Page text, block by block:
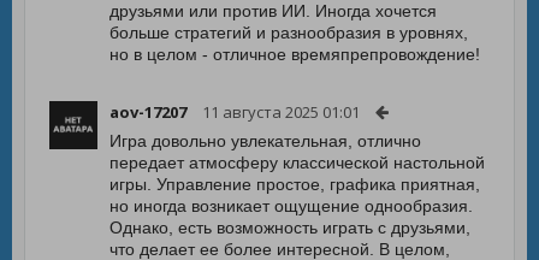
друзьями или против ИИ. Иногда хочется
больше стратегий и разнообразия в уровнях,
но в целом - отличное времяпрепровождение!
aov-17207 11 августа 2025 01:01
Игра довольно увлекательная, отлично
передает атмосферу классической настольной
игры. Управление простое, графика приятная,
но иногда возникает ощущение однообразия.
Однако, есть возможность играть с друзьями,
что делает ее более интересной. В целом,